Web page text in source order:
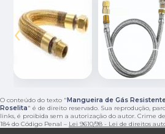
‹
O conteúdo do texto " Mangueira de Gás
Roselita" é de direito reservado. Sua reprodução,
links, é proibida sem a autorização do autor. Crime
184 do Código Penal – Lei 9610/98 - Lei de direitos